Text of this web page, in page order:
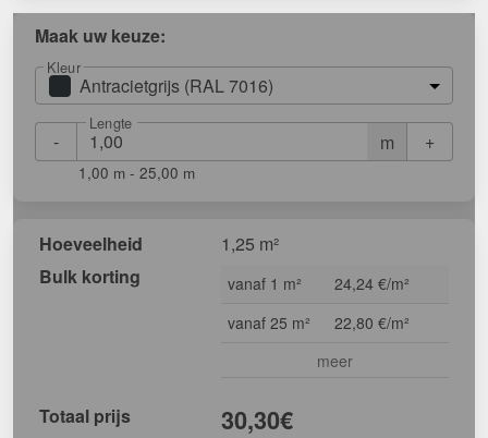
Maak uw keuze:
Kleur
Antracietgrijs (RAL 7016)
- m
Lengte
+
1,00 m - 25,00 m
Hoeveelheid
1,25 m²
Bulk korting
vanaf 1 m²
24,24 €/m²
vanaf 25 m²
22,80 €/m²
meer
Totaal prijs 30,30€